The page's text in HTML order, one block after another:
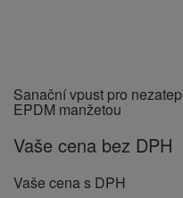
Sanační vpust pro
EPDM manžetou
Vaše cena bez DPH
Vaše cena s DPH